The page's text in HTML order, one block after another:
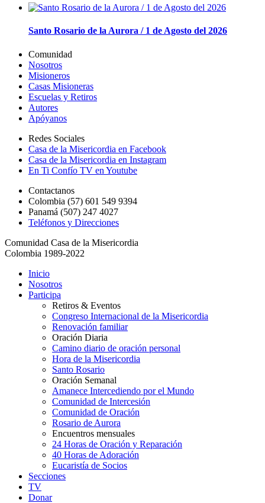
Santo Rosario de la Aurora / 1 de Agosto del 2026
Comunidad
Nosotros
Misioneros
Casas Misioneras
Escuelas y Retiros
Autores
Apóyanos
Redes Sociales
Casa de la Misericordia en Facebook
Casa de la Misericordia en Instagram
En Ti Confío TV en Youtube
Contactanos
Colombia (57) 601 549 9394
Panamá (507) 247 4027
Teléfonos y Direcciones
Comunidad Casa de la Misericordia
Colombia 1989-2022
Inicio
Nosotros
Participa
Retiros & Eventos
Congreso Internacional de la Misericordia
Renovación familiar
Oración Diaria
Camino diario de oración personal
Hora de la Misericordia
Santo Rosario
Oración Semanal
Amanece Intercediendo por el Mundo
Comunidad de Intercesión
Comunidad de Oración
Rosario de Aurora
Encuentros mensuales
24 Horas de Oración y Reparación
40 Horas de Adoración
Eucaristía de Socios
Secciones
TV
Donar